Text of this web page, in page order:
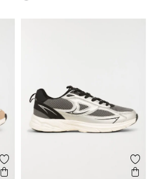
Ajouter aux favoris
Aperçu rapide